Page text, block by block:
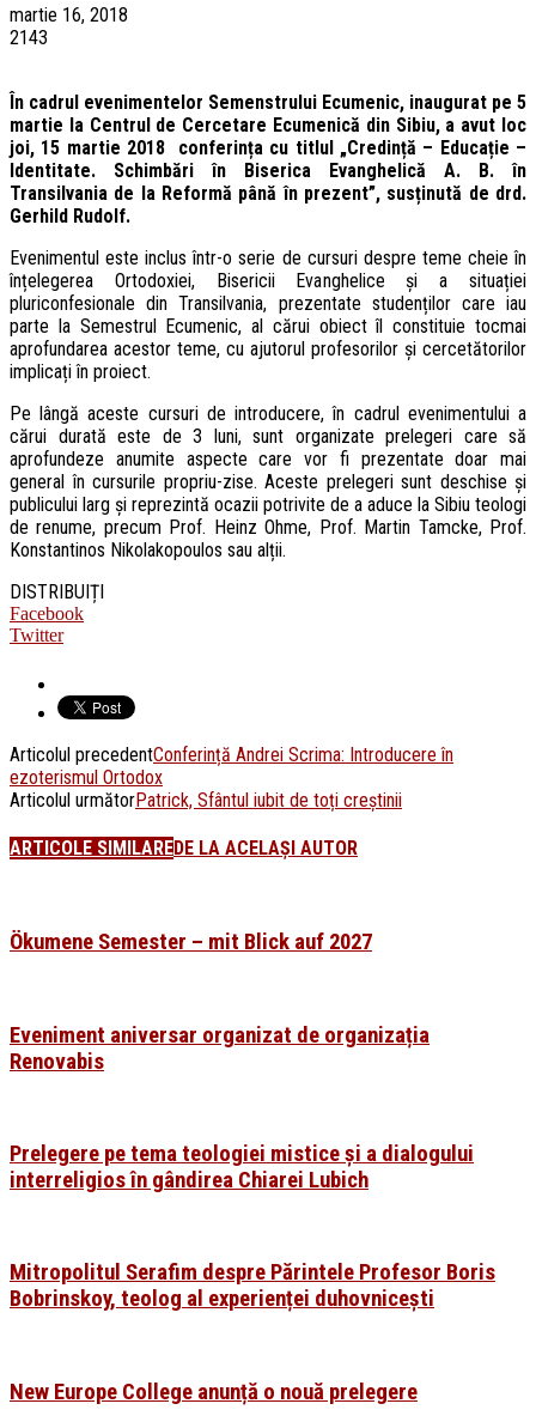
martie 16, 2018
2143
În cadrul evenimentelor Semenstrului Ecumenic, inaugurat pe 5
martie la Centrul de Cercetare Ecumenică din Sibiu, a avut loc
joi, 15 martie 2018 conferința cu titlul „Credință – Educație –
Identitate. Schimbări în Biserica Evanghelică A. B. în
Transilvania de la Reformă până în prezent”, susținută de drd.
Gerhild Rudolf​.
Evenimentul este inclus într-o serie de cursuri despre teme cheie în
înțelegerea Ortodoxiei, Bisericii Evanghelice și a situației
pluriconfesionale din Transilvania, prezentate studenților care iau
parte la Semestrul Ecumenic, al cărui obiect îl constituie tocmai
aprofundarea acestor teme, cu ajutorul profesorilor și cercetătorilor
implicați în proiect.
Pe lângă aceste cursuri de introducere, în cadrul evenimentului a
cărui durată este de 3 luni, sunt organizate prelegeri care să
aprofundeze anumite aspecte care vor fi prezentate doar mai
general în cursurile propriu-zise. Aceste prelegeri sunt deschise și
publicului larg și reprezintă ocazii potrivite de a aduce la Sibiu teologi
de renume, precum Prof. Heinz Ohme, Prof. Martin Tamcke, Prof.
Konstantinos Nikolakopoulos sau alții.
DISTRIBUIȚI
Facebook
Twitter
Articolul precedentConferință Andrei Scrima: Introducere în
ezoterismul Ortodox
Articolul următorPatrick, Sfântul iubit de toți creștinii
ARTICOLE SIMILAREDE LA ACELAȘI AUTOR
Ökumene Semester – mit Blick auf 2027
Eveniment aniversar organizat de organizația
Renovabis
Prelegere pe tema teologiei mistice și a dialogului
interreligios în gândirea Chiarei Lubich
Mitropolitul Serafim despre Părintele Profesor Boris
Bobrinskoy, teolog al experienței duhovnicești
New Europe College anunță o nouă prelegere